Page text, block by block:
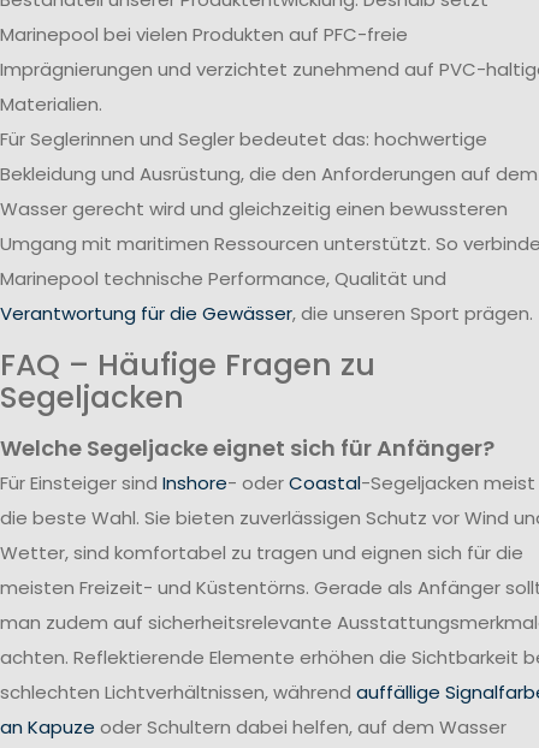
Marinepool bei vielen Produkten auf PFC-freie
Imprägnierungen und verzichtet zunehmend auf PVC-
Materialien.
Für Seglerinnen und Segler bedeutet das: hochwertige
Bekleidung und Ausrüstung, die den Anforderungen auf dem
Wasser gerecht wird und gleichzeitig einen bewussteren
Umgang mit maritimen Ressourcen unterstützt. So
Marinepool technische Performance, Qualität und
Verantwortung für die Gewässer, die unseren Sport prägen.
FAQ – Häufige Fragen zu
Segeljacken
Welche Segeljacke eignet sich für Anfänger?
Für Einsteiger sind Inshore- oderCoastal-Segeljacken meist
die beste Wahl. Sie bieten zuverlässigen Schutz vor Wind
Wetter, sind komfortabel zu tragen und eignen sich für die
meisten Freizeit- und Küstentörns. Gerade als Anfänger
man zudem auf sicherheitsrelevante
achten. Reflektierende Elemente erhöhen die Sichtbarkeit
schlechten Lichtverhältnissen, während auffällige
an Kapuze oder Schultern dabei helfen, auf dem Wasser